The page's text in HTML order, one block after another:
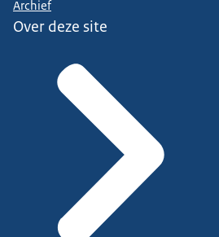
Archief
Over deze site